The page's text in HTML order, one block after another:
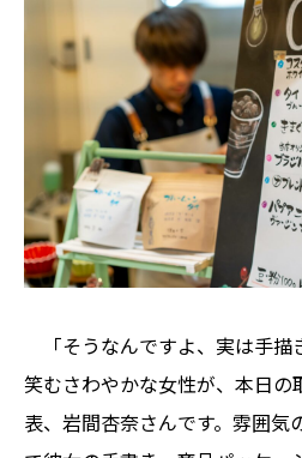
「そうなんですよ、実は手描
笑むさわやかな女性が、本日の
表、岩間杏奈さんです。雰囲気